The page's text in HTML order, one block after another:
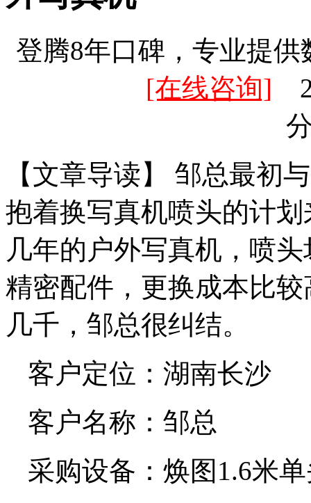
登腾8年口碑，专业提
[在线咨询]
【文章导读】 邹总最初
抱着换写真机喷头的计
几年的户外写真机，喷
精密配件，更换成本比
几千，邹总很纠结。
客户定位：湖南长沙
客户名称：邹总
采购设备：焕图1.6米